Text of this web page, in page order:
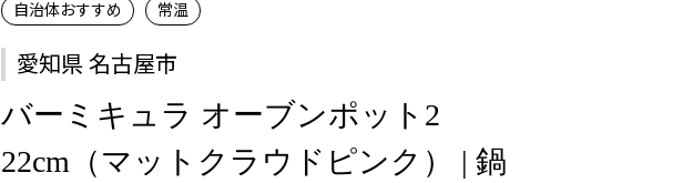
自治体おすすめ 常温
愛知県 名古屋市
バーミキュラ オーブンポット2
22cm（マットクラウドピンク） | 鍋